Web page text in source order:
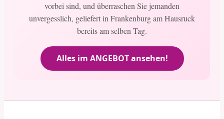
vorbei sind, und überraschen Sie jemanden
unvergesslich, geliefert in Frankenburg am Hausruck
bereits am selben Tag.
Alles im ANGEBOT ansehen!